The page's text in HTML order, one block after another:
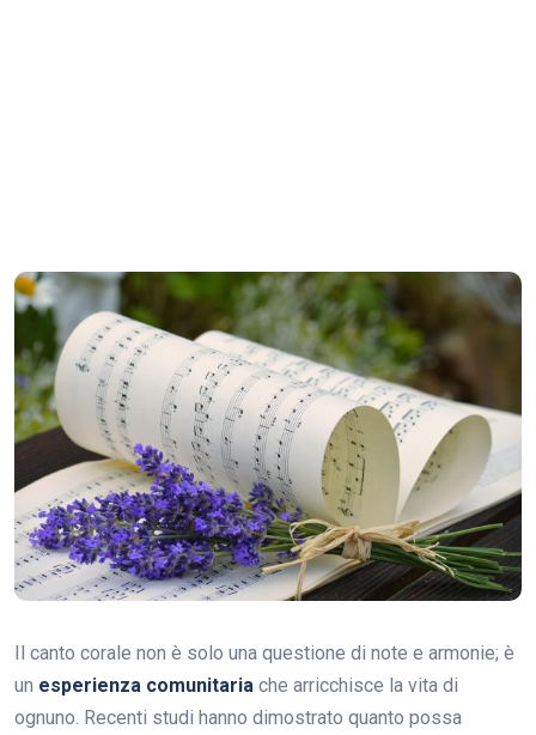
Il canto corale non è solo una questione di note e armonie; è
un esperienza comunitaria che arricchisce la vita di
ognuno. Recenti studi hanno dimostrato quanto possa